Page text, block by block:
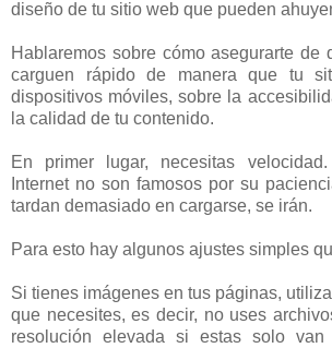
diseño de tu sitio web que pueden
Hablaremos sobre cómo asegurarte de
carguen rápido de manera que tu
dispositivos móviles, sobre la
la calidad de tu contenido.
En primer lugar, necesitas
Internet no son famosos por su
tardan demasiado en cargarse, se irán.
Para esto hay algunos ajustes simples
Si tienes imágenes en tus páginas,
que necesites, es decir, no uses
resolución elevada si estas solo